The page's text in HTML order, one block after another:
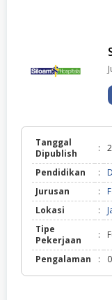
Tanggal
Dipublish
:
Pendidikan :
Jurusan
:
Lokasi
:
Tipe
Pekerjaan
:
Pengalaman :